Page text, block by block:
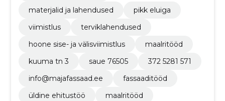
materjalid ja lahendused
pikk eluiga
viimistlus
terviklahendused
hoone sise- ja välisviimistlus
maalritööd
kuuma tn 3
saue 76505
372 5281 571
info@majafassaad.ee
fassaaditööd
üldine ehitustöö
maalritööd